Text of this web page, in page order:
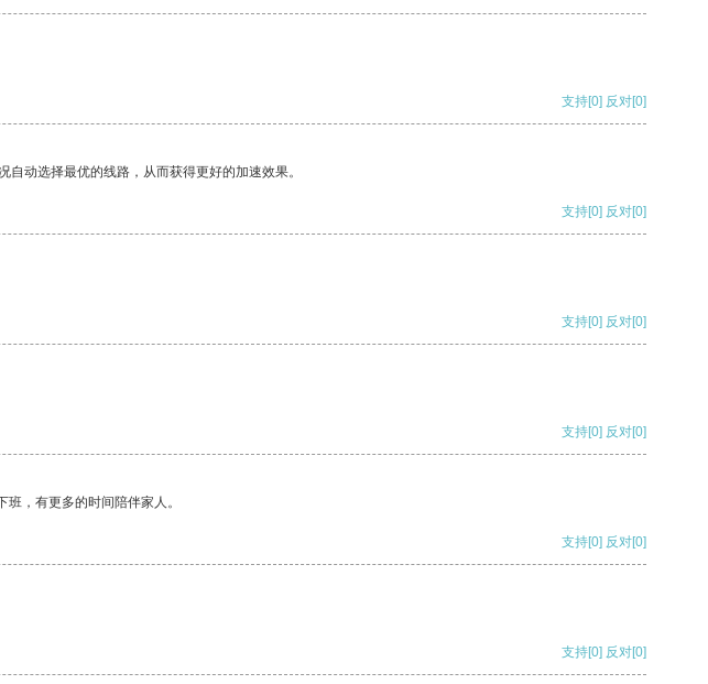
支持[0] 反对[0]
动选择最优的线路，从而获得更好的加速效果。
支持[0] 反对[0]
支持[0] 反对[0]
支持[0] 反对[0]
，有更多的时间陪伴家人。
支持[0] 反对[0]
支持[0] 反对[0]